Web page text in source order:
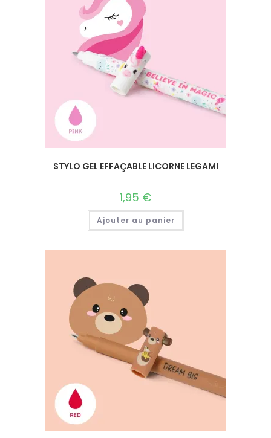
STYLO GEL EFFAÇABLE LICORNE LEGAMI
1,95 €
Ajouter au panier